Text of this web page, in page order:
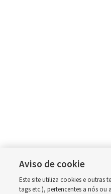
Aviso de cookie
Este site utiliza cookies e outras
tags etc.), pertencentes a nós